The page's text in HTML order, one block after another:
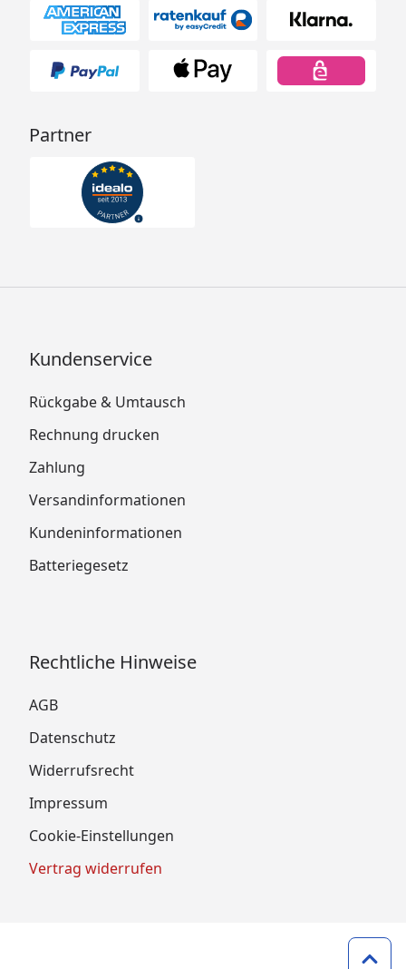
Partner
Kundenservice
Rückgabe & Umtausch
Rechnung drucken
Zahlung
Versandinformationen
Kundeninformationen
Batteriegesetz
Rechtliche Hinweise
AGB
Datenschutz
Widerrufsrecht
Impressum
Cookie-Einstellungen
Vertrag widerrufen